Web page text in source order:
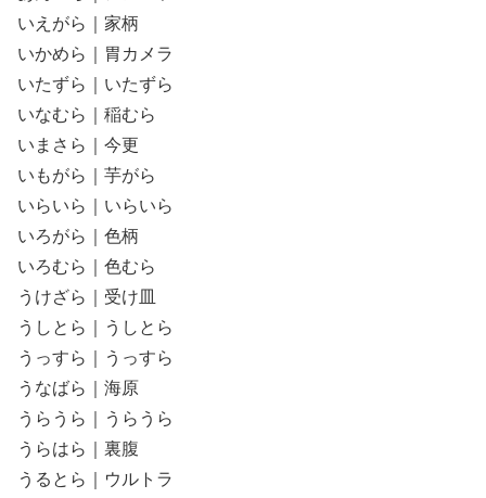
いえがら｜家柄
いかめら｜胃カメラ
いたずら｜いたずら
いなむら｜稲むら
いまさら｜今更
いもがら｜芋がら
いらいら｜いらいら
いろがら｜色柄
いろむら｜色むら
うけざら｜受け皿
うしとら｜うしとら
うっすら｜うっすら
うなばら｜海原
うらうら｜うらうら
うらはら｜裏腹
うるとら｜ウルトラ